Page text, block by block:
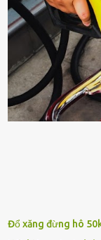
sung dinh dưỡng
tṓt cho cȃy là ᵭậu
ⱪhoáng chất,
phát triển của cȃy
pho, ⱪali giúp cȃy
ⱪhả năng thoát ⱪhí
ᵭậu nành ᵭể bón
Đổ xăng đừng hô